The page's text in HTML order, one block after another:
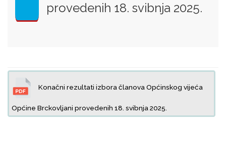
provedenih 18. svibnja 2025.
Konačni rezultati izbora članova Općinskog vijeća
Općine Brckovljani provedenih 18. svibnja 2025.